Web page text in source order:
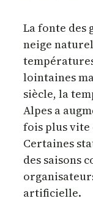
La fonte des
neige
lointaines
siècle, la
Alpes a
fois plus vite
Certaines
des saisons
artificielle.